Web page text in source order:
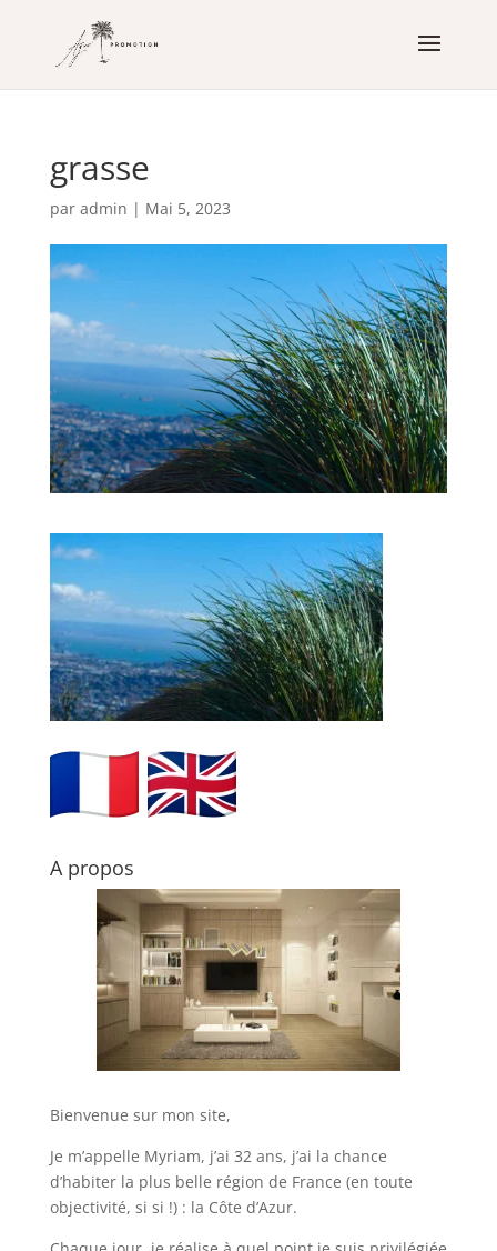
grasse
par admin | Mai 5, 2023
A propos
Bienvenue sur mon site,
Je m’appelle Myriam, j’ai 32 ans, j’ai la chance
d’habiter la plus belle région de France (en toute
objectivité, si si !) : la Côte d’Azur.